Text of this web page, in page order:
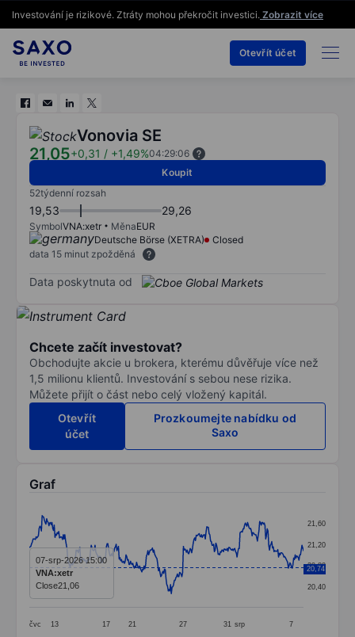
Investování je rizikové. Ztráty mohou překročit investici. Zobrazit více
Otevřít účet
Vonovia SE
21,05+0,31 / +1,49%04:29:06
Koupit
52týdenní rozsah
19,53 29,26
SymbolVNA:xetr MěnaEUR
Deutsche Börse (XETRA)
Closed
data 15 minut zpožděná
Data poskytnuta od
Chcete začít investovat?
Obchodujte akcie u brokera, kterému důvěřuje více než
1,5 milionu klientů. Investování s sebou nese rizika.
Můžete přijít o část nebo celý vložený kapitál.
Otevřít
účet
Prozkoumejte nabídku od
Saxo
Graf
Line chart with 364 data points.
The chart has 1 X axis displaying categories.
The chart has 1 Y axis displaying values. Data
čvc 13 17 21 27 31 srp 7
20,40
20,80
21,20
21,60
20,74
07-srp-2026 15:00
VNA:xetr
Close21,06